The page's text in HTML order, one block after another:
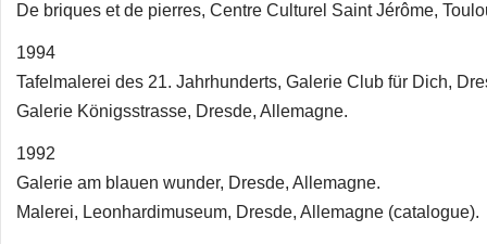
De briques et de pierres, Centre Culturel Saint Jérôme,
1994
Tafelmalerei des 21. Jahrhunderts, Galerie Club für Dich,
Galerie Königsstrasse, Dresde, Allemagne.
1992
Galerie am blauen wunder, Dresde, Allemagne.
Malerei, Leonhardimuseum, Dresde, Allemagne (catalogue).